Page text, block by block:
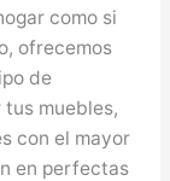
como si
ofrecemos
de
tus muebles,
con el mayor
en perfectas